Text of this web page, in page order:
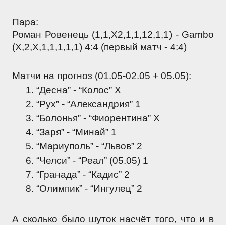
Пара:
Роман Ровенець (1,1,X2,1,1,12,1,1) - Gambo
(X,2,X,1,1,1,1,1) 4:4 (первый матч - 4:4)
Матчи на прогноз (01.05-02.05 + 05.05):
“Десна” - “Колос” X
“Рух” - “Александрия” 1
“Болонья” - “Фиорентина” X
“Заря” - “Минай” 1
“Мариуполь” - “Львов” 2
“Челси” - “Реал” (05.05) 1
“Гранада” - “Кадис” 2
“Олимпик” - “Ингулец” 2
А сколько было шуток насчёт того, что и в